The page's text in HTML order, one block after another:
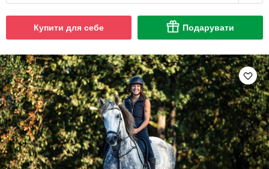
Купити для себе Подарувати